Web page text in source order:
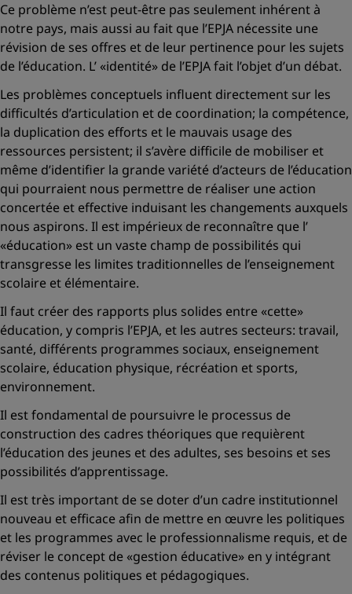
Ce problème n’est peut-être pas seulement inhérent à
notre pays, mais aussi au fait que l’EPJA nécessite une
révision de ses offres et de leur pertinence pour les sujets
de l’éducation. L’«identité» de l’EPJA fait l’objet d’un débat.
Les problèmes conceptuels influent directement sur les
difficultés d’articulation et de coordination; la compétence,
la duplication des efforts et le mauvais usage des
ressources persistent; il s’avère difficile de mobiliser et
même d’identifier la grande variété d’acteurs de l’éducation
qui pourraient nous permettre de réaliser une action
concertée et effective induisant les changements auxquels
nous aspirons. Il est impérieux de reconnaître que l’
«éducation» est un vaste champ de possibilités qui
transgresse les limites traditionnelles de l’enseignement
scolaire et élémentaire.
Il faut créer des rapports plus solides entre«cette»
éducation, y compris l’EPJA, et les autres secteurs: travail,
santé, différents programmes sociaux, enseignement
scolaire, éducation physique, récréation et sports,
environnement.
Il est fondamental de poursuivre le processus de
construction des cadres théoriques que requièrent
l’éducation des jeunes et des adultes, ses besoins et ses
possibilités d’apprentissage.
Il est très important de se doter d’un cadre institutionnel
nouveau et efficace afin de mettre en œuvre les politiques
et les programmes avec le professionnalisme requis, et de
réviser le concept de«gestion éducative» en y intégrant
des contenus politiques et pédagogiques.